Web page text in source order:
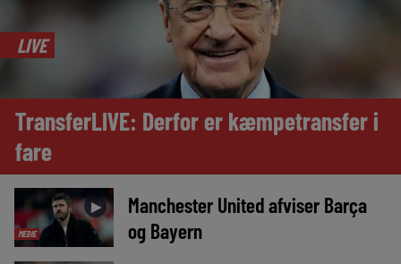
LIVE
TransferLIVE: Derfor er kæmpetransfer i
fare
MEDIE
►
Manchester United afviser Barça
og Bayern